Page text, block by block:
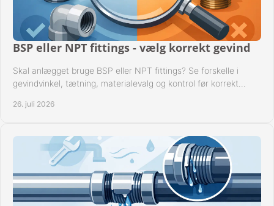
BSP eller NPT fittings - vælg korrekt gevind
Skal anlægget bruge BSP eller NPT fittings? Se forskelle i
gevindvinkel, tætning, materialevalg og kontrol før korrekt
26. juli 2026